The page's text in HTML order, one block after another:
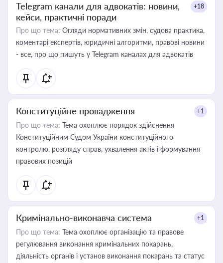
Telegram канали для адвокатів: новини,
кейси, практичні поради
+18
Про що тема: Огляди нормативних змін, судова практика,
коментарі експертів, юридичні алгоритми, правові новини
- все, про що пишуть у Telegram каналах для адвокатів
Конституційне провадження +1
Про що тема: Тема охоплює порядок здійснення
Конституційним Судом України конституційного
контролю, розгляду справ, ухвалення актів і формування
правових позицій
Кримінально-виконавча система +1
Про що тема: Тема охоплює організацію та правове
регулювання виконання кримінальних покарань,
діяльність органів і установ виконання покарань та статус